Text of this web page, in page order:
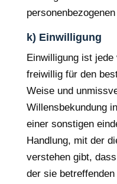
k) Einwilligung
Einwilligung ist
freiwillig für den
Weise und
Willensbekundung
einer sonstigen
Handlung, mit der
verstehen gibt,
der sie